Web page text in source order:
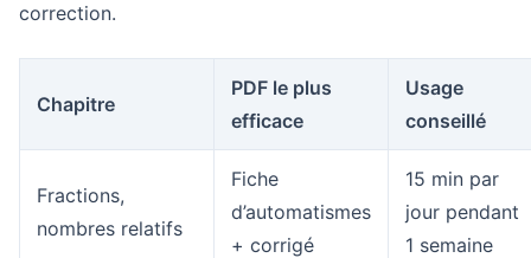
correction.
Chapitre
PDF le plus
efficace
Usage
conseillé
Fractions,
nombres relatifs
Fiche
d’automatismes
+ corrigé
15 min par
jour pendant
1 semaine